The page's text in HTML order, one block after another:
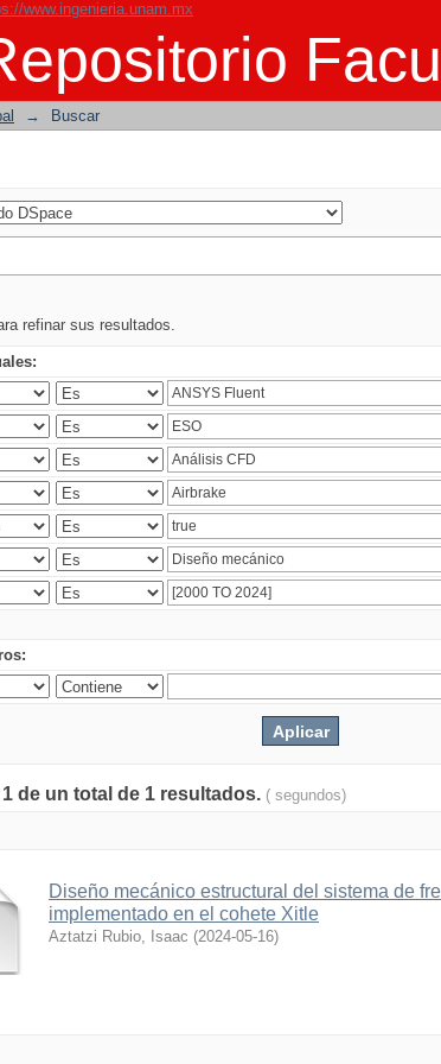
www.ingenieria.unam.mx
→ Buscar
refinar sus resultados.
de un total de 1 resultados. ( segundos)
Diseño mecánico estructural del sistema de
implementado en el cohete Xitle
Aztatzi Rubio, Isaac (2024-05-16)